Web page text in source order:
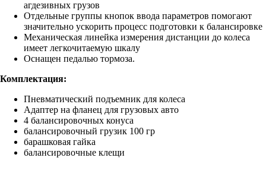
агдезивных грузов
Отдельные группы кнопок ввода параметров помогают
значительно ускорить процесс подготовки к балансировке
Механическая линейка измерения дистанции до колеса
имеет легкочитаемую шкалу
Оснащен педалью тормоза.
Комплектация:
Пневматический подъемник для колеса
Адаптер на фланец для грузовых авто
4 балансировочных конуса
балансировочный грузик 100 гр
барашковая гайка
балансировочные клещи